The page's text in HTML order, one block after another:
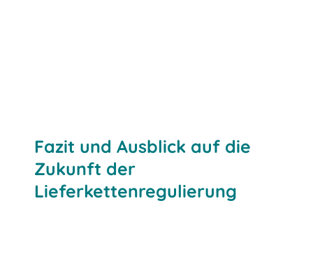
Fazit und Ausblick auf die
Zukunft der
Lieferkettenregulierung